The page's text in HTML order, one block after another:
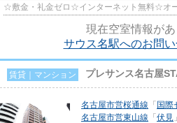
☆敷金・礼金ゼロ☆インターネット無料☆オ
現在空室情報があ
サウス名駅へのお問
賃貸｜マンション プレサンス名古屋
名古屋市営桜通線 「 国際
名古屋市営東山線 「 伏見